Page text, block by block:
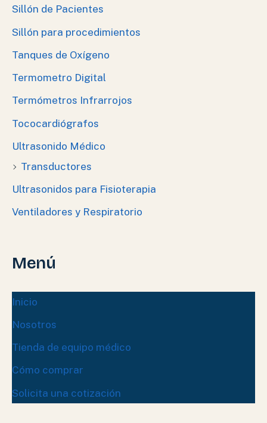
Sillón de Pacientes
Sillón para procedimientos
Tanques de Oxígeno
Termometro Digital
Termómetros Infrarrojos
Tococardiógrafos
Ultrasonido Médico
Transductores
Ultrasonidos para Fisioterapia
Ventiladores y Respiratorio
Menú
Inicio
Nosotros
Tienda de equipo médico
Cómo comprar
Solicita una cotización